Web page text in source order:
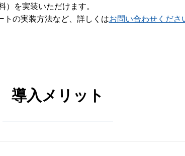
）を実装いただけます。
トの実装方法など、詳しくはお問い合わせくださ
導入メリット